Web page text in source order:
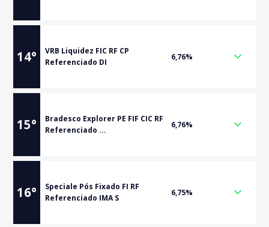
14°
VRB Liquidez FIC RF CP
Referenciado DI
6,76%
15°
Bradesco Explorer PE FIF CIC RF
Referenciado ...
6,76%
16°
Speciale Pós Fixado FI RF
Referenciado IMA S
6,75%